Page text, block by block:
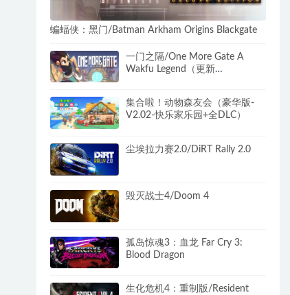
蝙蝠侠：黑门/Batman Arkham Origins Blackgate
一门之隔/One More Gate A
Wakfu Legend（更新
集合啦！动物森友会（豪华版-
V2.02-快乐家乐园+全DLC）
尘埃拉力赛2.0/DiRT Rally 2.0
毁灭战士4/Doom 4
孤岛惊魂3：血龙 Far Cry 3:
Blood Dragon
生化危机4：重制版/Resident